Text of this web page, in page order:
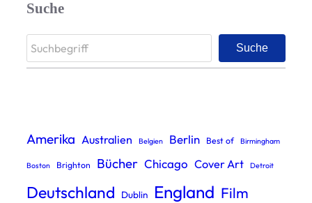
Suche
S
e
Suche
Amerika Australien Belgien Berlin Best of Birmingham
Boston Brighton Bücher Chicago Cover Art Detroit
Deutschland Dublin England Film